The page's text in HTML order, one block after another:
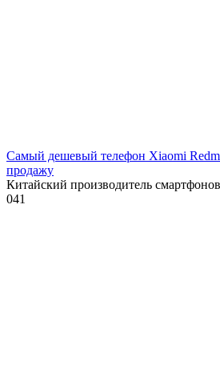
Самый дешевый телефон Xiaomi
продажу
Китайский производитель
041